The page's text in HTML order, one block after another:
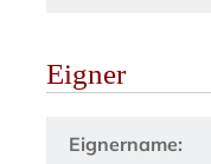
Eigner
Eignername: